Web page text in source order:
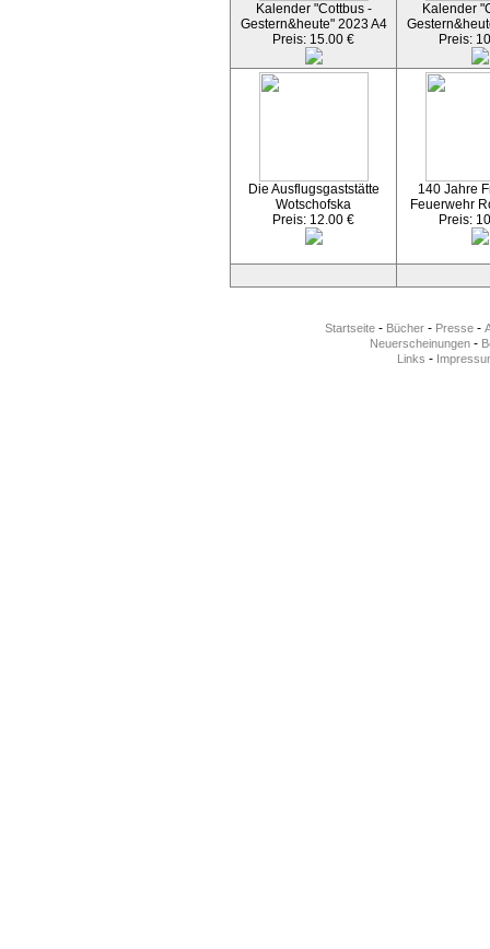
Kalender "Cottbus -
Gestern&heute" 2023 A4
Preis: 15.00 €
Kalender
Preis:
Die Ausflugsgaststätte
Wotschofska
Preis: 12.00 €
140 Jahre
Feuerwehr
Preis:
Startseite - Bücher - Presse -
Neuerscheinungen-
Links -